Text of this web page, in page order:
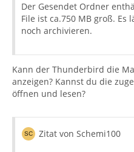
Der Gesendet Ordner
File ist ca.750 MB groß. Es
noch archivieren.
Kann der Thunderbird die
anzeigen? Kannst du die
öffnen und lesen?
Zitat von Schemi100